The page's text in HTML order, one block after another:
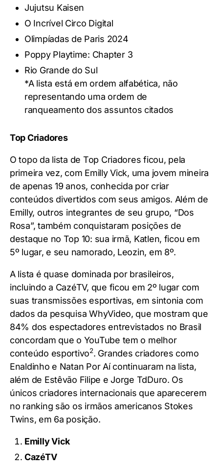
Jujutsu Kaisen
O Incrível Circo Digital
Olimpíadas de Paris 2024
Poppy Playtime: Chapter 3
Rio Grande do Sul
*A lista está em ordem alfabética, não
representando uma ordem de
ranqueamento dos assuntos citados
Top Criadores
O topo da lista de Top Criadores ficou, pela
primeira vez, com Emilly Vick, uma jovem mineira
de apenas 19 anos, conhecida por criar
conteúdos divertidos com seus amigos. Além de
Emilly, outros integrantes de seu grupo, “Dos
Rosa”, também conquistaram posições de
destaque no Top 10: sua irmã, Katlen, ficou em
5º lugar, e seu namorado, Leozin, em 8º.
A lista é quase dominada por brasileiros,
incluindo a CazéTV, que ficou em 2º lugar com
suas transmissões esportivas, em sintonia com
dados da pesquisa WhyVideo, que mostram que
84% dos espectadores entrevistados no Brasil
concordam que o YouTube tem o melhor
conteúdo esportivo2. Grandes criadores como
Enaldinho e Natan Por Aí continuaram na lista,
além de Estêvão Filipe e Jorge TdDuro. Os
únicos criadores internacionais que aparecerem
no ranking são os irmãos americanos Stokes
Twins, em 6a posição.
Emilly Vick
CazéTV